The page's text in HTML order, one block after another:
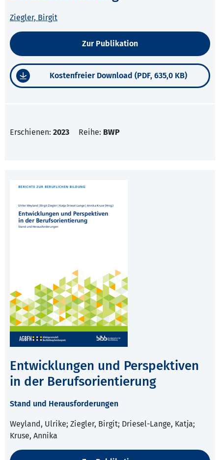
Ziegler, Birgit
Zur Publikation
Kostenfreier Download (PDF, 635,0 KB)
Erschienen: 2023 Reihe: BWP
Entwicklungen und Perspektiven
in der Berufsorientierung
Stand und Herausforderungen
Weyland, Ulrike; Ziegler, Birgit; Driesel-Lange, Katja;
Kruse, Annika